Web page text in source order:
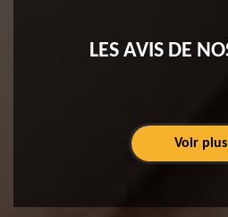
LES AVIS DE
Voir plus